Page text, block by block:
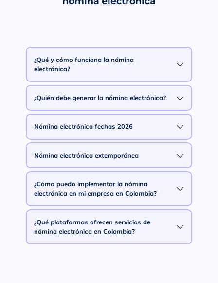
¿Qué y cómo funciona la nómina
electrónica?
¿Quién debe generar la nómina electrónica?
Nómina electrónica fechas 2026
Nómina electrónica extemporánea
¿Cómo puedo implementar la nómina
electrónica en mi empresa en Colombia?
¿Qué plataformas ofrecen servicios de
nómina electrónica en Colombia?